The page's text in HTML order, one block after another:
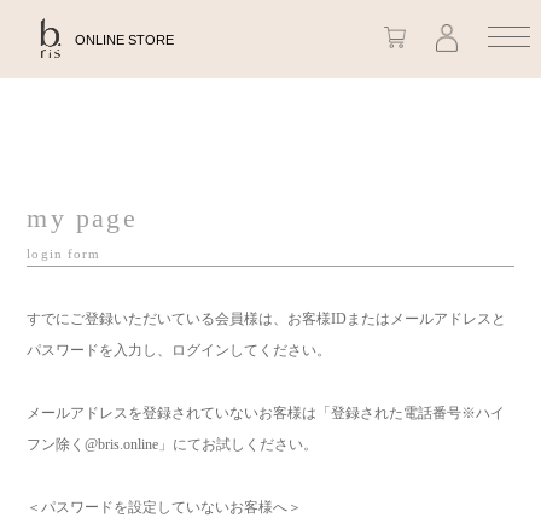
ONLINE STORE
my page
login form
すでにご登録いただいている会員様は、お客様IDまたはメールアドレスと
パスワードを入力し、ログインしてください。
メールアドレスを登録されていないお客様は「登録された電話番号※ハイ
フン除く@bris.online」にてお試しください。
＜パスワードを設定していないお客様へ＞